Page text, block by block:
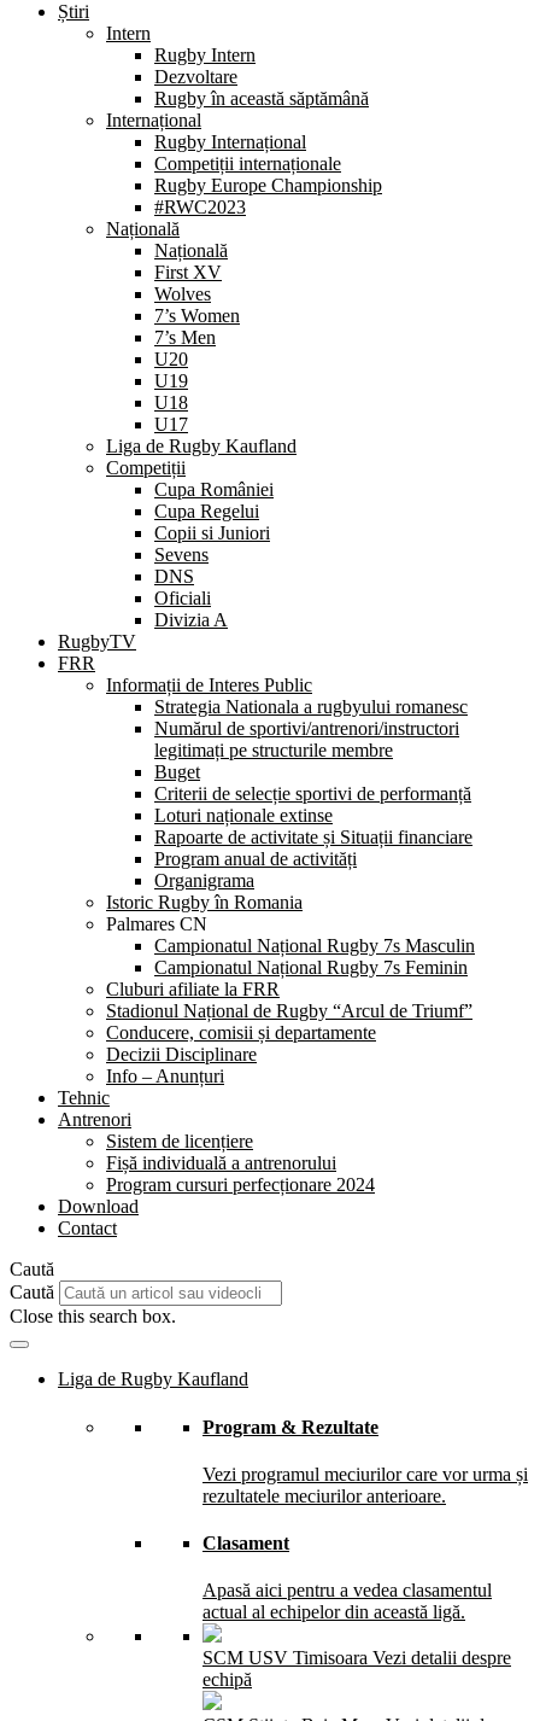
Știri
Intern
Rugby Intern
Dezvoltare
Rugby în această săptămână
Internațional
Rugby Internațional
Competiții internaționale
Rugby Europe Championship
#RWC2023
Națională
Națională
First XV
Wolves
7’s Women
7’s Men
U20
U19
U18
U17
Liga de Rugby Kaufland
Competiții
Cupa României
Cupa Regelui
Copii si Juniori
Sevens
DNS
Oficiali
Divizia A
RugbyTV
FRR
Informații de Interes Public
Strategia Nationala a rugbyului romanesc
Numărul de sportivi/antrenori/instructori
legitimați pe structurile membre
Buget
Criterii de selecție sportivi de performanță
Loturi naționale extinse
Rapoarte de activitate și Situații financiare
Program anual de activități
Organigrama
Istoric Rugby în Romania
Palmares CN
Campionatul Național Rugby 7s Masculin
Campionatul Național Rugby 7s Feminin
Cluburi afiliate la FRR
Stadionul Național de Rugby “Arcul de Triumf”
Conducere, comisii și departamente
Decizii Disciplinare
Info – Anunțuri
Tehnic
Antrenori
Sistem de licențiere
Fișă individuală a antrenorului
Program cursuri perfecționare 2024
Download
Contact
Caută
Caută
Close this search box.
Liga de Rugby Kaufland
Program & Rezultate
Vezi programul meciurilor care vor urma și
rezultatele meciurilor anterioare.
Clasament
Apasă aici pentru a vedea clasamentul
actual al echipelor din această ligă.
SCM USV Timisoara Vezi detalii despre
echipă